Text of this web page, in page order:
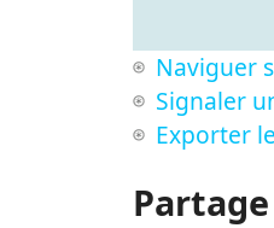
Naviguer
Signaler
Exporter